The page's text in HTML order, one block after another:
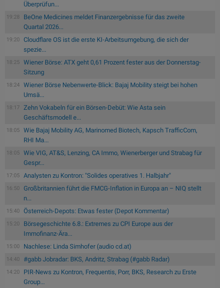
Überprüfun...
19:28
BeOne Medicines meldet Finanzergebnisse für das zweite
Quartal 2026...
19:20
Cloudflare OS ist die erste KI-Arbeitsumgebung, die sich der
spezie...
18:25
Wiener Börse: ATX geht 0,61 Prozent fester aus der Donnerstag-
Sitzung
18:24
Wiener Börse Nebenwerte-Blick: Bajaj Mobility steigt bei hohen
Umsä...
18:17
Zehn Vokabeln für ein Börsen-Debüt: Wie Asta sein
Geschäftsmodell e...
18:05
Wie Bajaj Mobility AG, Marinomed Biotech, Kapsch TrafficCom,
RHI Ma...
18:05
Wie VIG, AT&S, Lenzing, CA Immo, Wienerberger und Strabag für
Gespr...
17:05 Analysten zu Kontron: "Solides operatives 1. Halbjahr"
16:50
Großbritannien führt die FMCG-Inflation in Europa an – NIQ stellt
n...
15:40 Österreich-Depots: Etwas fester (Depot Kommentar)
15:20
Börsegeschichte 6.8.: Extremes zu CPI Europe aus der
Immofinanz-Ära...
15:00 Nachlese: Linda Simhofer (audio cd.at)
14:40 #gabb Jobradar: BKS, Andritz, Strabag (#gabb Radar)
14:20
PIR-News zu Kontron, Frequentis, Porr, BKS, Research zu Erste
Group...